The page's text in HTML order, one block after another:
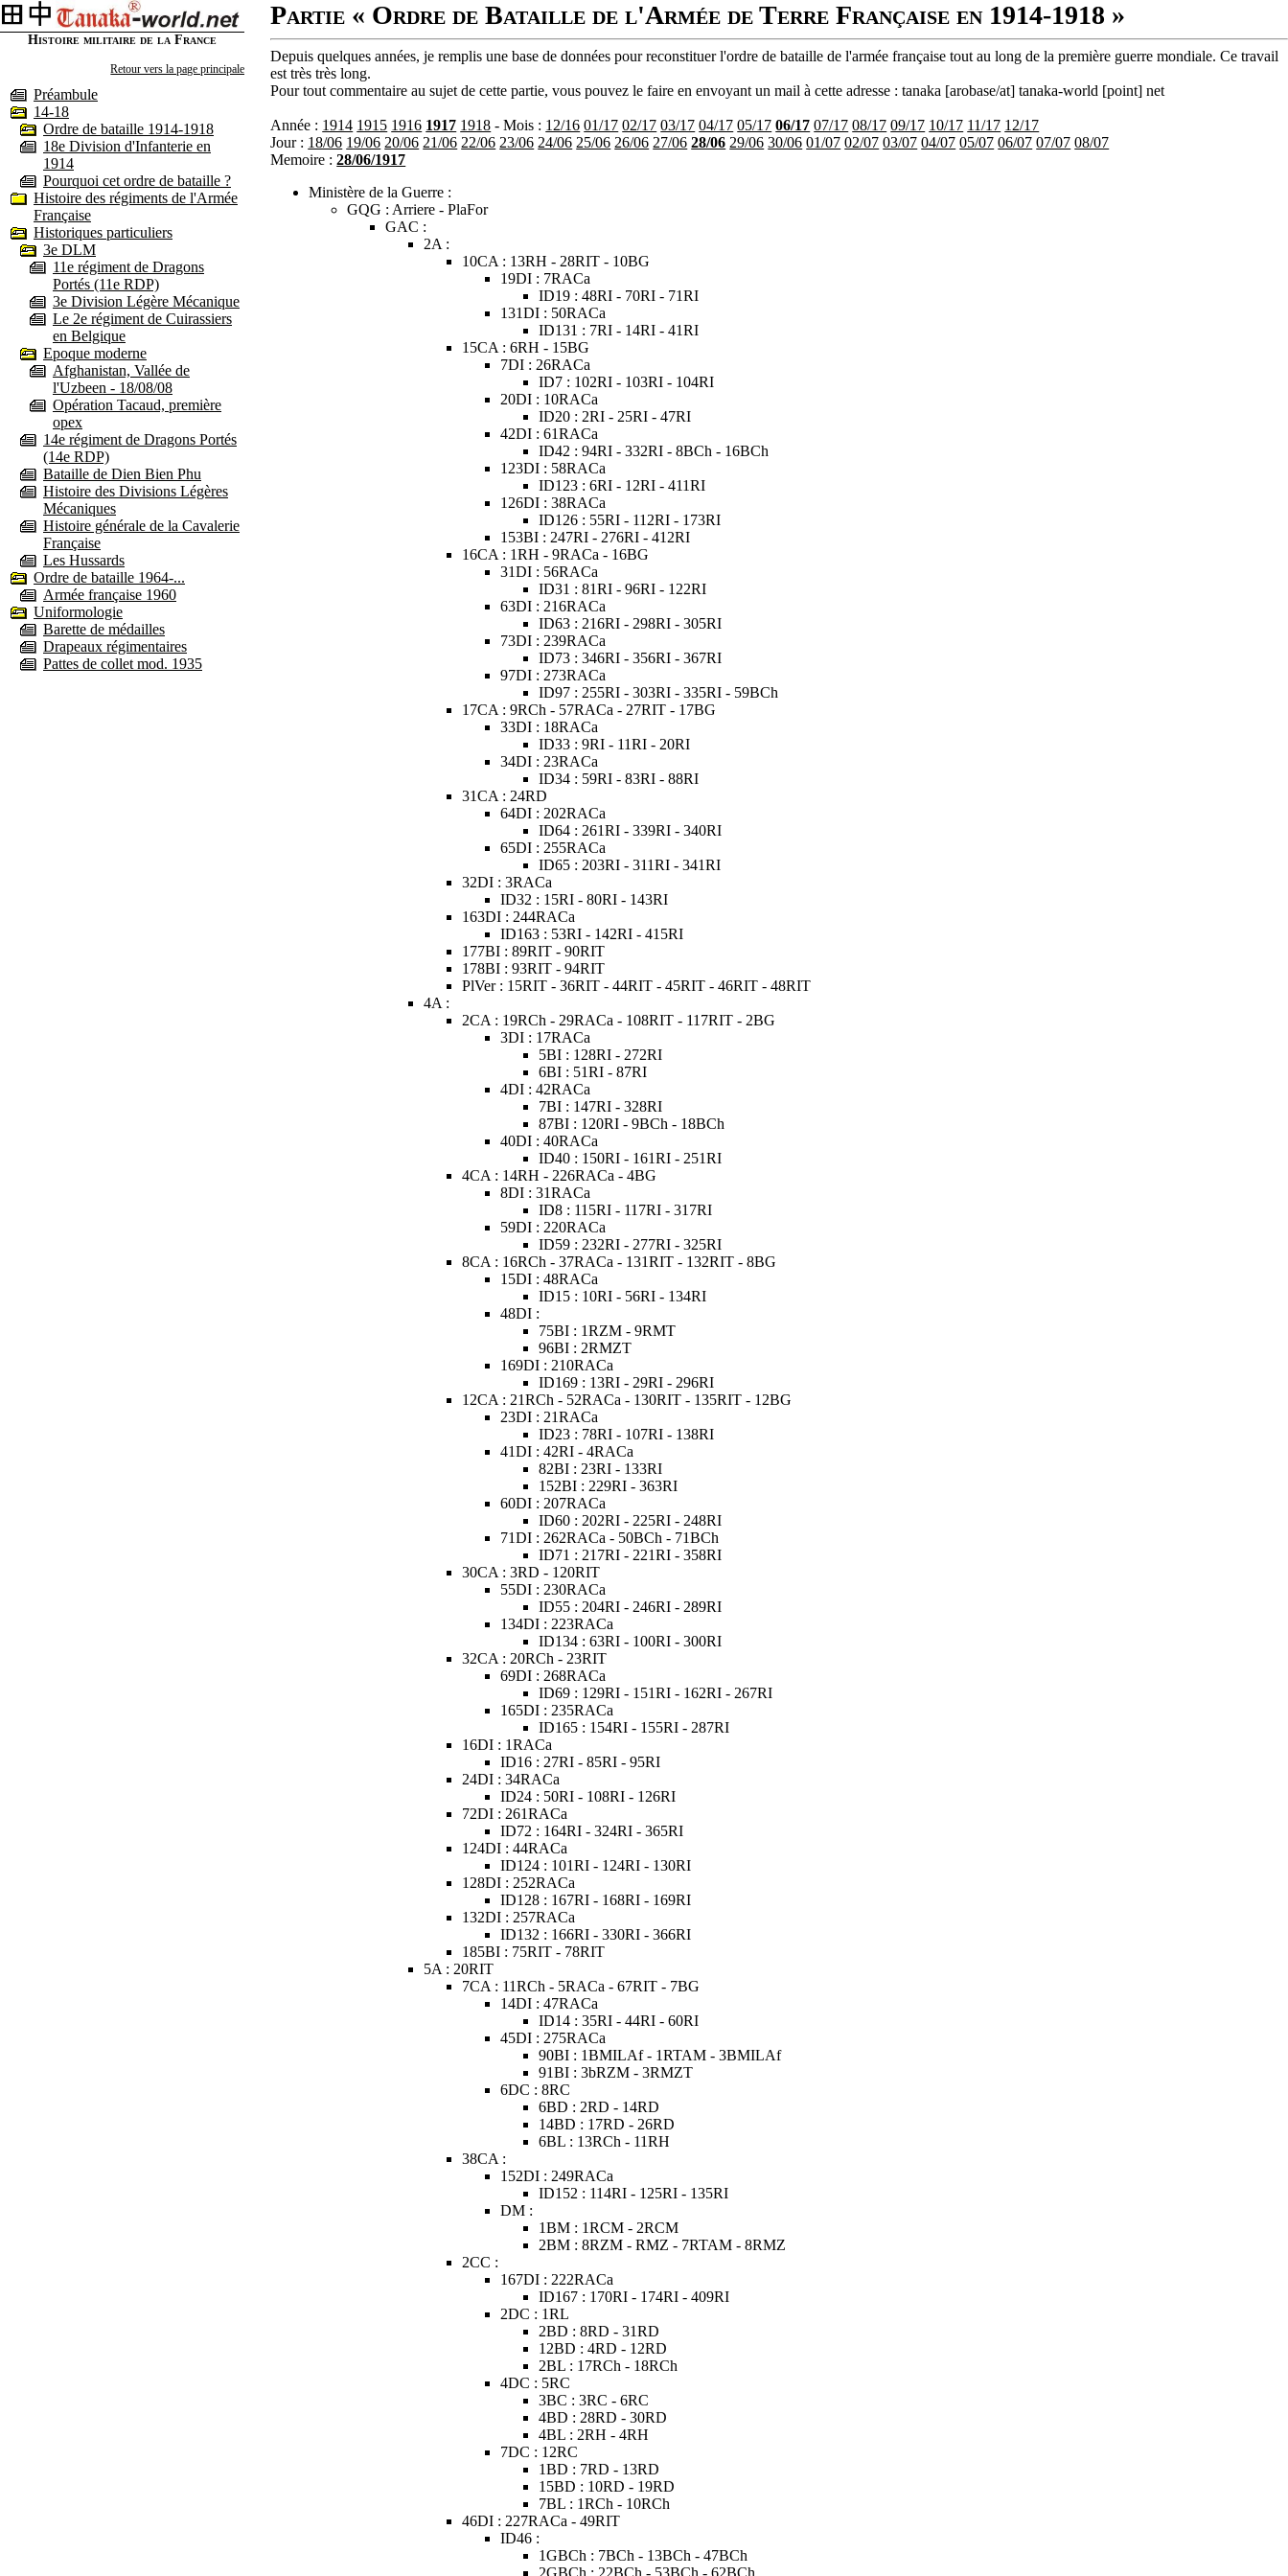
Histoire militaire de la France
Retour vers la page principale
Préambule
14-18
Ordre de bataille 1914-1918
18e Division d'Infanterie en
1914
Pourquoi cet ordre de bataille ?
Histoire des régiments de l'Armée
Française
Historiques particuliers
3e DLM
11e régiment de Dragons
Portés (11e RDP)
3e Division Légère Mécanique
Le 2e régiment de Cuirassiers
en Belgique
Epoque moderne
Afghanistan, Vallée de
l'Uzbeen - 18/08/08
Opération Tacaud, première
opex
14e régiment de Dragons Portés
(14e RDP)
Bataille de Dien Bien Phu
Histoire des Divisions Légères
Mécaniques
Histoire générale de la Cavalerie
Française
Les Hussards
Ordre de bataille 1964-...
Armée française 1960
Uniformologie
Barette de médailles
Drapeaux régimentaires
Pattes de collet mod. 1935
Partie « Ordre de Bataille de l'Armée de Terre Française en 1914-1918 »
Depuis quelques années, je remplis une base de données pour reconstituer l'ordre de bataille de l'armée française tout au long de la première guerre mondiale. Ce travail
est très très long.
Pour tout commentaire au sujet de cette partie, vous pouvez le faire en envoyant un mail à cette adresse : tanaka [arobase/at] tanaka-world [point] net
Année : 1914 1915 1916 1917 1918 - Mois : 12/16 01/17 02/17 03/17 04/17 05/17 06/17 07/17 08/17 09/17 10/17 11/17 12/17
Jour : 18/06 19/06 20/06 21/06 22/06 23/06 24/06 25/06 26/06 27/06 28/06 29/06 30/06 01/07 02/07 03/07 04/07 05/07 06/07 07/07 08/07
Memoire :28/06/1917
Ministère de la Guerre :
GQG : Arriere - PlaFor
GAC :
2A :
10CA : 13RH - 28RIT - 10BG
19DI : 7RACa
ID19 : 48RI - 70RI - 71RI
131DI : 50RACa
ID131 : 7RI - 14RI - 41RI
15CA : 6RH - 15BG
7DI : 26RACa
ID7 : 102RI - 103RI - 104RI
20DI : 10RACa
ID20 : 2RI - 25RI - 47RI
42DI : 61RACa
ID42 : 94RI - 332RI - 8BCh - 16BCh
123DI : 58RACa
ID123 : 6RI - 12RI - 411RI
126DI : 38RACa
ID126 : 55RI - 112RI - 173RI
153BI : 247RI - 276RI - 412RI
16CA : 1RH - 9RACa - 16BG
31DI : 56RACa
ID31 : 81RI - 96RI - 122RI
63DI : 216RACa
ID63 : 216RI - 298RI - 305RI
73DI : 239RACa
ID73 : 346RI - 356RI - 367RI
97DI : 273RACa
ID97 : 255RI - 303RI - 335RI - 59BCh
17CA : 9RCh - 57RACa - 27RIT - 17BG
33DI : 18RACa
ID33 : 9RI - 11RI - 20RI
34DI : 23RACa
ID34 : 59RI - 83RI - 88RI
31CA : 24RD
64DI : 202RACa
ID64 : 261RI - 339RI - 340RI
65DI : 255RACa
ID65 : 203RI - 311RI - 341RI
32DI : 3RACa
ID32 : 15RI - 80RI - 143RI
163DI : 244RACa
ID163 : 53RI - 142RI - 415RI
177BI : 89RIT - 90RIT
178BI : 93RIT - 94RIT
PlVer : 15RIT - 36RIT - 44RIT - 45RIT - 46RIT - 48RIT
4A :
2CA : 19RCh - 29RACa - 108RIT - 117RIT - 2BG
3DI : 17RACa
5BI : 128RI - 272RI
6BI : 51RI - 87RI
4DI : 42RACa
7BI : 147RI - 328RI
87BI : 120RI - 9BCh - 18BCh
40DI : 40RACa
ID40 : 150RI - 161RI - 251RI
4CA : 14RH - 226RACa - 4BG
8DI : 31RACa
ID8 : 115RI - 117RI - 317RI
59DI : 220RACa
ID59 : 232RI - 277RI - 325RI
8CA : 16RCh - 37RACa - 131RIT - 132RIT - 8BG
15DI : 48RACa
ID15 : 10RI - 56RI - 134RI
48DI :
75BI : 1RZM - 9RMT
96BI : 2RMZT
169DI : 210RACa
ID169 : 13RI - 29RI - 296RI
12CA : 21RCh - 52RACa - 130RIT - 135RIT - 12BG
23DI : 21RACa
ID23 : 78RI - 107RI - 138RI
41DI : 42RI - 4RACa
82BI : 23RI - 133RI
152BI : 229RI - 363RI
60DI : 207RACa
ID60 : 202RI - 225RI - 248RI
71DI : 262RACa - 50BCh - 71BCh
ID71 : 217RI - 221RI - 358RI
30CA : 3RD - 120RIT
55DI : 230RACa
ID55 : 204RI - 246RI - 289RI
134DI : 223RACa
ID134 : 63RI - 100RI - 300RI
32CA : 20RCh - 23RIT
69DI : 268RACa
ID69 : 129RI - 151RI - 162RI - 267RI
165DI : 235RACa
ID165 : 154RI - 155RI - 287RI
16DI : 1RACa
ID16 : 27RI - 85RI - 95RI
24DI : 34RACa
ID24 : 50RI - 108RI - 126RI
72DI : 261RACa
ID72 : 164RI - 324RI - 365RI
124DI : 44RACa
ID124 : 101RI - 124RI - 130RI
128DI : 252RACa
ID128 : 167RI - 168RI - 169RI
132DI : 257RACa
ID132 : 166RI - 330RI - 366RI
185BI : 75RIT - 78RIT
5A : 20RIT
7CA : 11RCh - 5RACa - 67RIT - 7BG
14DI : 47RACa
ID14 : 35RI - 44RI - 60RI
45DI : 275RACa
90BI : 1BMILAf - 1RTAM - 3BMILAf
91BI : 3bRZM - 3RMZT
6DC : 8RC
6BD : 2RD - 14RD
14BD : 17RD - 26RD
6BL : 13RCh - 11RH
38CA :
152DI : 249RACa
ID152 : 114RI - 125RI - 135RI
DM :
1BM : 1RCM - 2RCM
2BM : 8RZM - RMZ - 7RTAM - 8RMZ
2CC :
167DI : 222RACa
ID167 : 170RI - 174RI - 409RI
2DC : 1RL
2BD : 8RD - 31RD
12BD : 4RD - 12RD
2BL : 17RCh - 18RCh
4DC : 5RC
3BC : 3RC - 6RC
4BD : 28RD - 30RD
4BL : 2RH - 4RH
7DC : 12RC
1BD : 7RD - 13RD
15BD : 10RD - 19RD
7BL : 1RCh - 10RCh
46DI : 227RACa - 49RIT
ID46 :
1GBCh : 7BCh - 13BCh - 47BCh
2GBCh : 22BCh - 53BCh - 62BCh